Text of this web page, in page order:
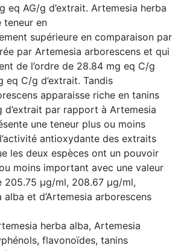
eq AG/g d’extrait. Artemesia herba
teneur en
supérieure en comparaison par
par Artemesia arborescens et qui
de l’ordre de 28.84 mg eq C/g
eq C/g d’extrait. Tandis
apparaisse riche en tanins
d’extrait par rapport à Artemesia
une teneur plus ou moins
antioxydante des extraits
les deux espèces ont un pouvoir
moins important avec une valeur
205.75 µg/ml, 208.67 µg/ml,
alba et d’Artemesia arborescens
herba alba, Artemesia
flavonoïdes, tanins